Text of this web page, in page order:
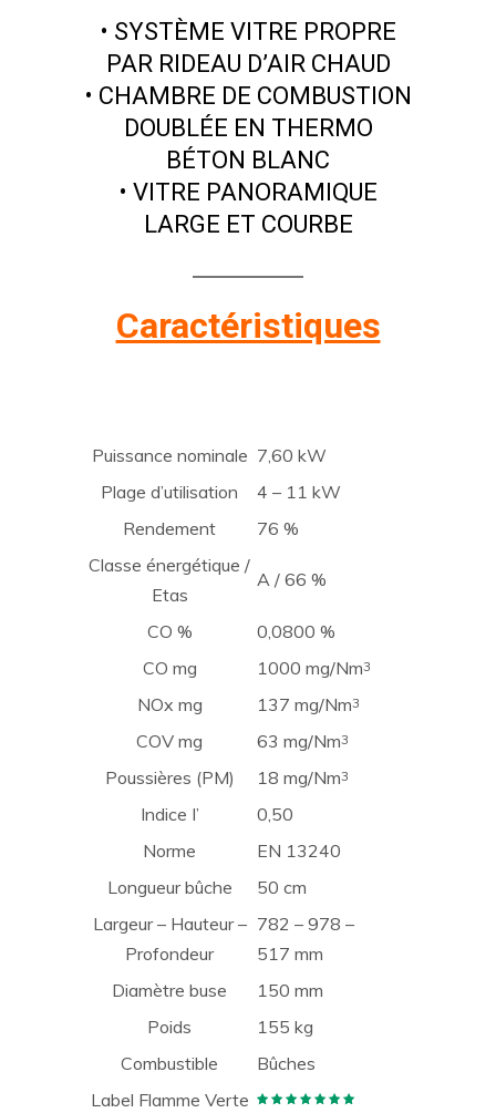
• SYSTÈME VITRE PROPRE
PAR RIDEAU D’AIR CHAUD
• CHAMBRE DE COMBUSTION
DOUBLÉE EN THERMO
BÉTON BLANC
• VITRE PANORAMIQUE
LARGE ET COURBE
Caractéristiques
Puissance nominale 7,60 kW
Plage d’utilisation
4 – 11 kW
Rendement
76 %
Classe énergétique /
Etas
A / 66 %
CO %
0,0800 %
CO mg
1000 mg/Nm3
NOx mg 137 mg/Nm3
COV mg 63 mg/Nm3
Poussières (PM) 18 mg/Nm3
Indice I’
0,50
Norme
EN 13240
Longueur bûche
50 cm
Largeur – Hauteur –
Profondeur
782 – 978 –
517 mm
Diamètre buse
150 mm
Poids
155 kg
Combustible
Bûches
Label Flamme Verte